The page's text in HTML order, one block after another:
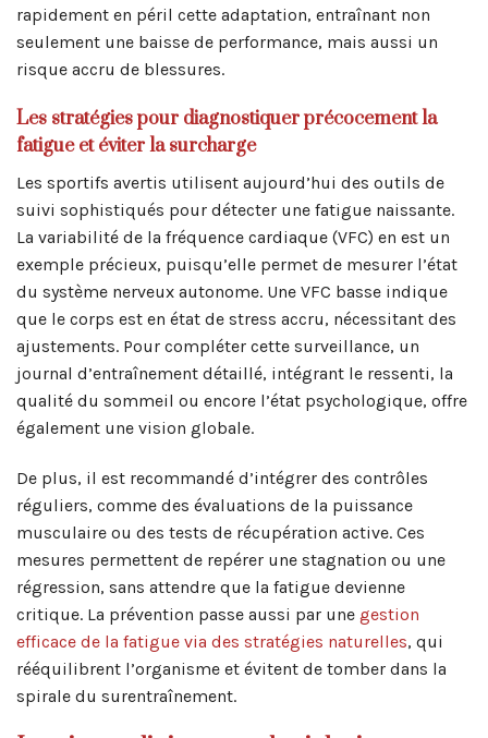
rapidement en péril cette adaptation, entraînant non
seulement une baisse de performance, mais aussi un
risque accru de blessures.
Les stratégies pour diagnostiquer précocement la
fatigue et éviter la surcharge
Les sportifs avertis utilisent aujourd’hui des outils de
suivi sophistiqués pour détecter une fatigue naissante.
La variabilité de la fréquence cardiaque (VFC) en est un
exemple précieux, puisqu’elle permet de mesurer l’état
du système nerveux autonome. Une VFC basse indique
que le corps est en état de stress accru, nécessitant des
ajustements. Pour compléter cette surveillance, un
journal d’entraînement détaillé, intégrant le ressenti, la
qualité du sommeil ou encore l’état psychologique, offre
également une vision globale.
De plus, il est recommandé d’intégrer des contrôles
réguliers, comme des évaluations de la puissance
musculaire ou des tests de récupération active. Ces
mesures permettent de repérer une stagnation ou une
régression, sans attendre que la fatigue devienne
critique. La prévention passe aussi par une gestion
efficace de la fatigue via des stratégies naturelles, qui
rééquilibrent l’organisme et évitent de tomber dans la
spirale du surentraînement.